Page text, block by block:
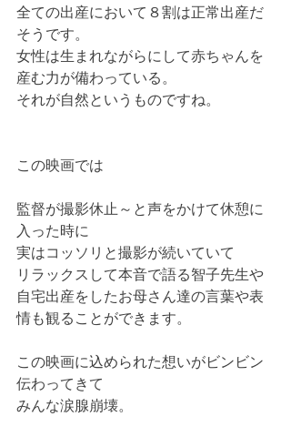
全ての出産において８割は正常出産だ
そうです。
女性は生まれながらにして赤ちゃんを
産む力が備わっている。
それが自然というものですね。
この映画では
監督が撮影休止～と声をかけて休憩に
入った時に
実はコッソリと撮影が続いていて
リラックスして本音で語る智子先生や
自宅出産をしたお母さん達の言葉や表
情も観ることができます。
この映画に込められた想いがビンビン
伝わってきて
みんな涙腺崩壊。